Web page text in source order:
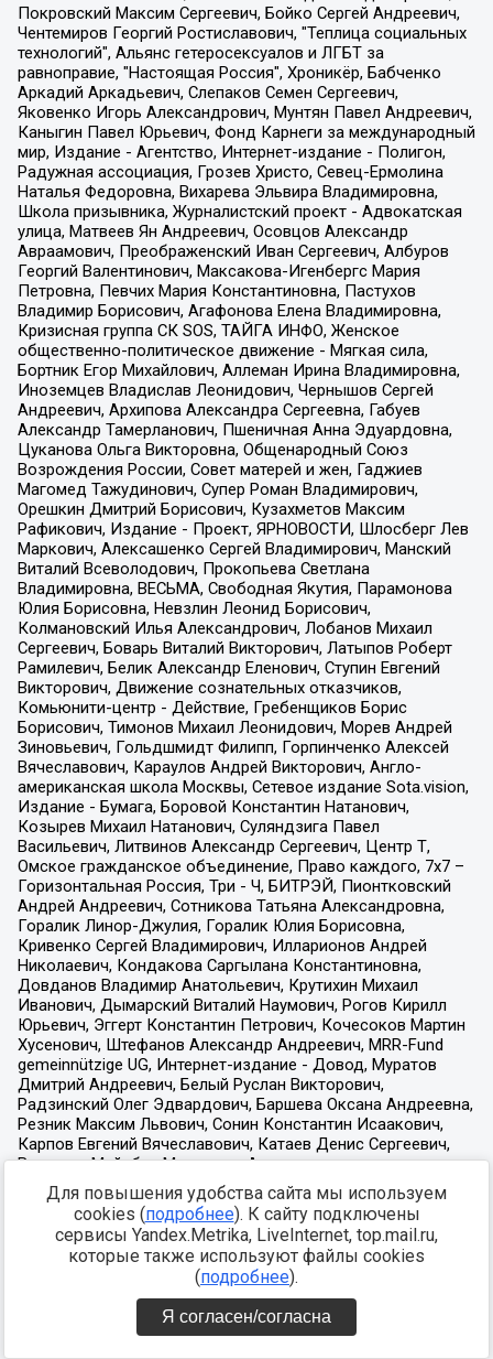
Для повышения удобства сайта мы используем
cookies (подробнее). К сайту подключены
сервисы Yandex.Metrika, LiveInternet, top.mail.ru,
которые также используют файлы cookies
(подробнее).
Я согласен/согласна